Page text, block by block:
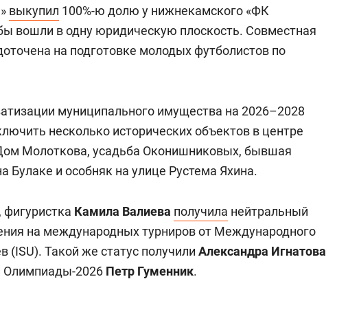
выкупил 100%-ю долю у нижнекамского «ФК
вошли в одну юридическую плоскость. Совместная
на подготовке молодых футболистов по
муниципального имущества на 2026–2028
несколько исторических объектов в центре
Молоткова, усадьба Оконишниковых, бывшая
Булаке и особняк на улице Рустема Яхина.
Камила Валиева получила нейтральный
на международных турниров от Международного
(ISU). Такой же статус получили Александра Игнатова
Олимпиады-2026 Петр Гуменник.